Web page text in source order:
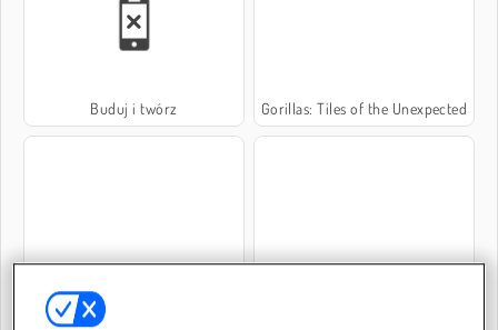
Buduj i twórz Gorillas: Tiles of the Unexpected